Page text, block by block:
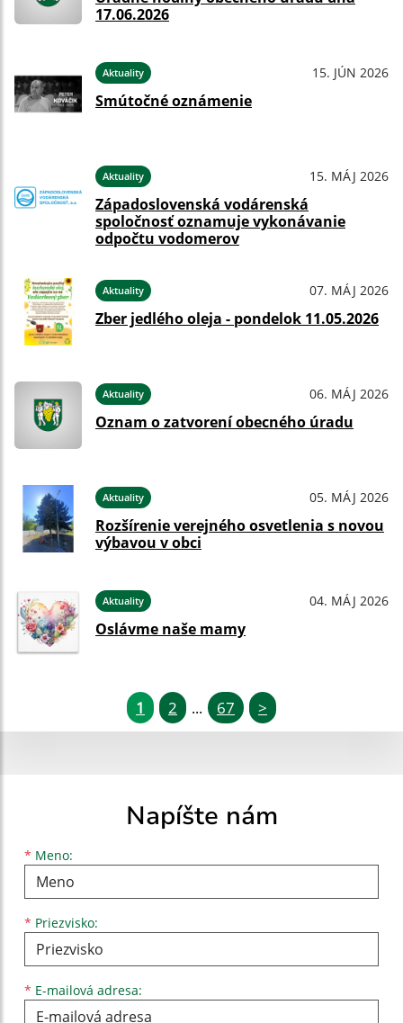
17.06.2026
Aktuality 15. JÚN 2026
Smútočné oznámenie
Aktuality 15. MÁJ 2026
Západoslovenská vodárenská
spoločnosť oznamuje vykonávanie
odpočtu vodomerov
Aktuality 07. MÁJ 2026
Zber jedlého oleja - pondelok 11.05.2026
Aktuality 06. MÁJ 2026
Oznam o zatvorení obecného úradu
Aktuality 05. MÁJ 2026
Rozšírenie verejného osvetlenia s novou
výbavou v obci
Aktuality 04. MÁJ 2026
Oslávme naše mamy
1 2 ... 67 >
Napíšte nám
* Meno:
Meno
* Priezvisko:
Priezvisko
* E-mailová adresa:
E-mailová adresa